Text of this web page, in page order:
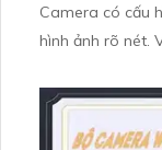
Camera có cấu
hình ảnh rõ nét. Với giá cả phải chăng, camera giúp tiết